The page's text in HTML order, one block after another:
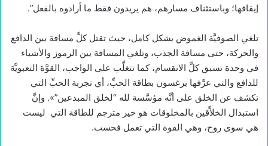
إيقافها؛ وباستئناف مسارهم، هم يريدون فقط ما أرادوه بالفعل”.
تلغي الصوفيَّة الغموض بشكل كامل، حيث تقتل كلَّ مسافة بين الدافع
والحركة، حتى مسافة الجذب، وتلغي المسافة بين الرموز والأشياء
في وحدة تسبق كلَّ الانقسام، كما تتغلَّب على الواجب، القوَّة التعبويَّة
للدافع والتي عرَّفها برغسون بطاقة الحبِّ، أي تجربة الحبِّ التي
تكشف عن الخلق على أنَّه مؤسَّسة لله “لخلق المبدعين”». وإنَّ
استبدال الخلاَّقين بالمخلوقات هو خير مترجم للطاقة التي ليست
هي سوى روح، وهي القوة التي تعمل فحسب.